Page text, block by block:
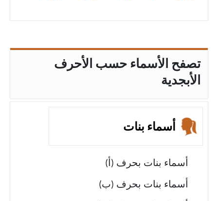
تصفح الأسماء حسب الأحرف
الأبجدية
أسماء بنات
أسماء بنات بحرف (أ)
أسماء بنات بحرف (ب)